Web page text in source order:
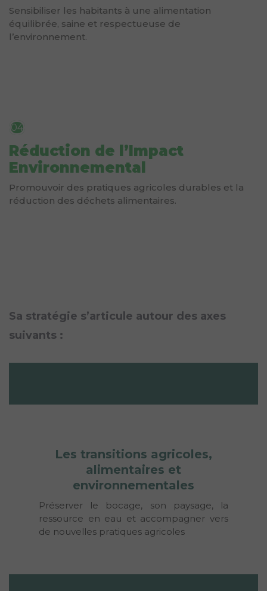
Sensibiliser les habitants à une alimentation
équilibrée, saine et respectueuse de
l’environnement.
04
Réduction de l’Impact
Environnemental
Promouvoir des pratiques agricoles durables et la
réduction des déchets alimentaires.
Sa stratégie s’articule autour des axes
suivants :
Les transitions agricoles,
alimentaires et
environnementales
Préserver le bocage, son paysage, la
ressource en eau et accompagner vers
de nouvelles pratiques agricoles